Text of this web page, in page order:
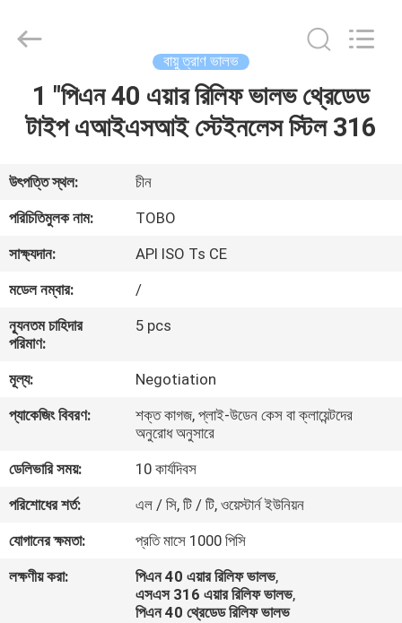
বাড়ি
আমাদের
সম্পর্কে
কারখানা
ভ্রমণ
মান
নিয়ন্ত্রণ
যোগাযোগ
করুন
উদ্ধৃতির
সরবরাহকারী.
Copyright
stainlesssteel-
valve.com.
বায়ু ত্রাণ ভালভ
1 "পিএন 40 এয়ার রিলিফ ভালভ থ্রেডেড
টাইপ এআইএসআই স্টেইনলেস স্টিল 316
উৎপত্তি স্থল:
চীন
পরিচিতিমুলক নাম:
TOBO
সাক্ষ্যদান:
API ISO Ts CE
মডেল নম্বার:
/
ন্যূনতম চাহিদার
পরিমাণ:
5 pcs
মূল্য:
Negotiation
প্যাকেজিং বিবরণ:
শক্ত কাগজ, প্লাই-উডেন কেস বা ক্লায়েন্টদের
অনুরোধ অনুসারে
ডেলিভারি সময়:
10 কার্যদিবস
পরিশোধের শর্ত:
এল / সি, টি / টি, ওয়েস্টার্ন ইউনিয়ন
যোগানের ক্ষমতা:
প্রতি মাসে 1000 পিসি
লক্ষণীয় করা:
পিএন 40 এয়ার রিলিফ ভালভ,
এসএস 316 এয়ার রিলিফ ভালভ,
পিএন 40 থ্রেডেড রিলিফ ভালভ